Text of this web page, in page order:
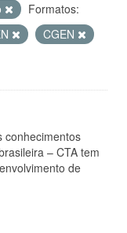
Formatos:
CGEN
conhecimentos
– CTA tem
de